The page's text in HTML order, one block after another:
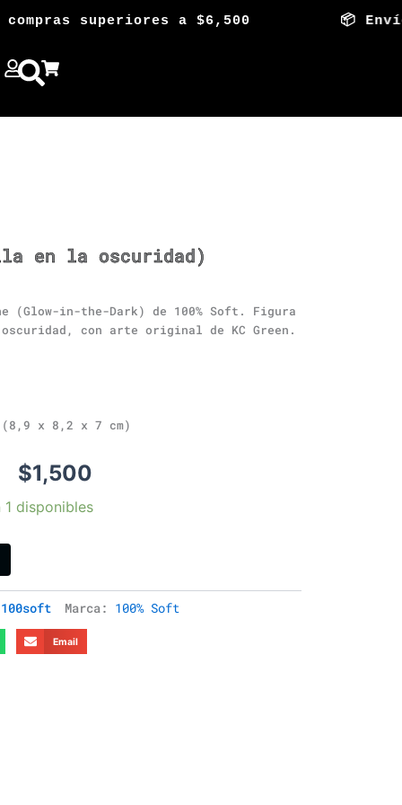
superiores a $6,500 📦 Envío
en la oscuridad)
(Glow-in-the-Dark) de 100% Soft. Figura
con arte original de KC Green.
x 8,2 x 7 cm)
$1,500
1 disponibles
100soft Marca: 100% Soft
Email